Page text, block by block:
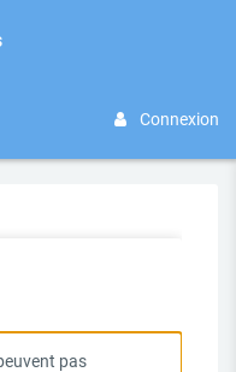
Connexion
pas